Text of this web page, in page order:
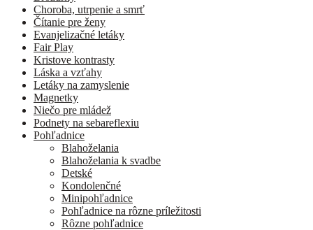
Choroba, utrpenie a smrť
Čítanie pre ženy
Evanjelizačné letáky
Fair Play
Kristove kontrasty
Láska a vzťahy
Letáky na zamyslenie
Magnetky
Niečo pre mládež
Podnety na sebareflexiu
Pohľadnice
Blahoželania
Blahoželania k svadbe
Detské
Kondolenčné
Minipohľadnice
Pohľadnice na rôzne príležitosti
Rôzne pohľadnice